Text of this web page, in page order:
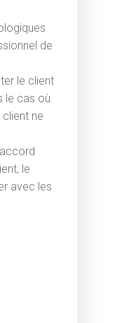
de
le client
le cas où
ne
le
avec les